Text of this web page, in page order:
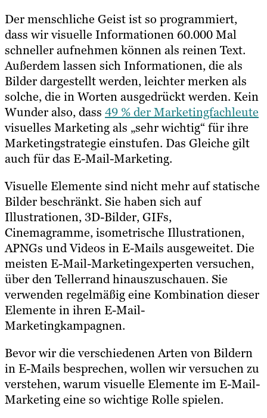
Der menschliche Geist ist so programmiert,
dass wir visuelle Informationen 60.000 Mal
schneller aufnehmen können als reinen Text.
Außerdem lassen sich Informationen, die als
Bilder dargestellt werden, leichter merken als
solche, die in Worten ausgedrückt werden. Kein
Wunder also, dass 49 % der Marketingfachleute
visuelles Marketing als „sehr wichtig“ für ihre
Marketingstrategie einstufen. Das Gleiche gilt
auch für das E-Mail-Marketing.
Visuelle Elemente sind nicht mehr auf statische
Bilder beschränkt. Sie haben sich auf
Illustrationen, 3D-Bilder, GIFs,
Cinemagramme, isometrische Illustrationen,
APNGs und Videos in E-Mails ausgeweitet. Die
meisten E-Mail-Marketingexperten versuchen,
über den Tellerrand hinauszuschauen. Sie
verwenden regelmäßig eine Kombination dieser
Elemente in ihren E-Mail-
Marketingkampagnen.
Bevor wir die verschiedenen Arten von Bildern
in E-Mails besprechen, wollen wir versuchen zu
verstehen, warum visuelle Elemente im E-Mail-
Marketing eine so wichtige Rolle spielen.